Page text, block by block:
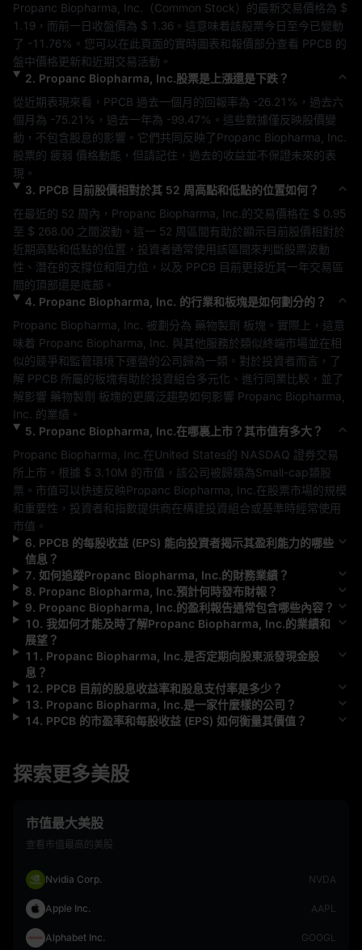
Propanc Biopharma, Inc. （Common Stock）的最新交易價格為 $
1.19 ，而前一日收盤價為 $ 1.36 。這意味着該股票今日至今已變動
了 -11.76% 。您可以在此頁面的實時圖表和報價部分查看 PPCB 的
盤中價格更新和近期交易活動。
2. Propanc Biopharma, Inc.股票是上漲還是下跌？
從近期表現來看， PPCB 過去一個月的回報率為 -26.21% ，過去六
個月為 -75.21% ，過去一年為 -99.47% 。這些數據僅反映股價變
動，不包含股息的影響。它們共同反映了Propanc Biopharma, Inc.
股票的 疲弱 價格動能，但請記住，過去的收益並不保證未來的表
現。
3. PPCB目前股價相對於其 52 周高點和低點的位置如何？
在最近的 52 周內， Propanc Biopharma, Inc. 的交易價格在 $ 0.95
至 $ 268.00 之間波動。這一 52 周區間有助於顯示目前股價相對於
近期高點和低點的位置，投資者通常使用該區間來判斷股票波動
性、潛在的支撐位和阻力位，以及 PPCB 目前更接近其一年交易區
間的頂部還是底部。
4. Propanc Biopharma, Inc. 的行業和板塊是如何劃分的？
Propanc Biopharma, Inc. 被劃分為 藥物製劑 板塊。實際上，這意
味着 Propanc Biopharma, Inc. 與其他服務於類似終端市場並在相
似的競爭和監管環境下運營的公司歸為一類。對於投資者而言，了
解 PPCB 所屬的板塊有助於投資組合多元化、進行同業比較，並了
解影響 藥物製劑 板塊的更廣泛趨勢如何影響 Propanc Biopharma,
Inc. 的業績。
5. Propanc Biopharma, Inc.在哪裏上市？其市值有多大？
Propanc Biopharma, Inc. 在United States的 NASDAQ 證券交易
所上市。根據 $ 3.10M 的市值，該公司被歸類為Small-cap類股
票。市值可以快速反映Propanc Biopharma, Inc. 在股票市場的規模
和重要性，投資者和指數提供商在構建投資組合或基準時經常使用
市值。
6. PPCB的每股收益 (EPS) 能向投資者揭示其盈利能力的哪些
信息？
7. 如何追蹤Propanc Biopharma, Inc.的財務業績？
8. Propanc Biopharma, Inc.預計何時發布財報？
9. Propanc Biopharma, Inc.的盈利報告通常包含哪些內容？
10. 我如何才能及時了解Propanc Biopharma, Inc.的業績和
展望？
11 . Propanc Biopharma, Inc.是否定期向股東派發現金股
息？
12. PPCB目前的股息收益率和股息支付率是多少？
13. Propanc Biopharma, Inc.是一家什麼樣的公司？
14. PPCB的市盈率和每股收益 (EPS) 如何衡量其價值？
探索更多美股
市值最大美股
查看市值最高的美股
Nvidia Corp. NVDA
Apple Inc. AAPL
Alphabet Inc. GOOGL